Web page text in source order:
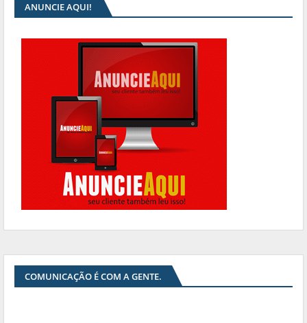
ANUNCIE AQUI!
COMUNICAÇÃO É COM A GENTE.